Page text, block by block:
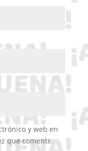
y web en
que comente.